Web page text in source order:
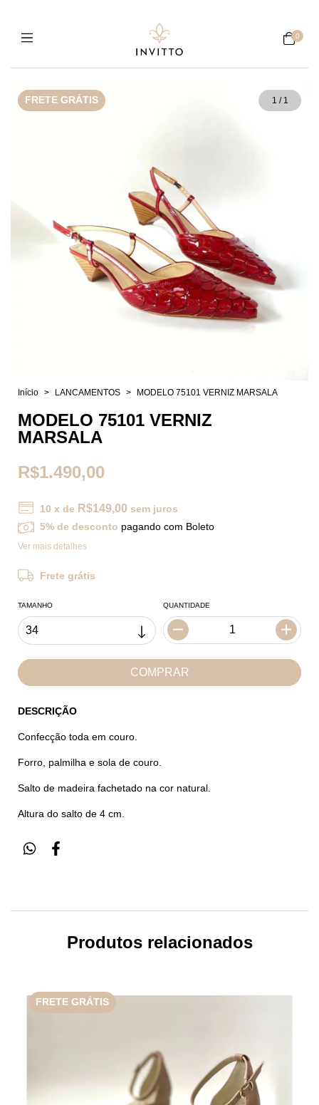
0
FRETE GRÁTIS 1 / 1
Início > LANCAMENTOS > MODELO 75101 VERNIZ MARSALA
MODELO 75101 VERNIZ
MARSALA
R$1.490,00
10 x de R$149,00 sem juros
5% de desconto pagando com Boleto
Ver mais detalhes
Frete grátis
TAMANHO QUANTIDADE
DESCRIÇÃO
Confecção toda em couro.
Forro, palmilha e sola de couro.
Salto de madeira fachetado na cor natural.
Altura do salto de 4 cm.
Produtos relacionados
FRETE GRÁTIS